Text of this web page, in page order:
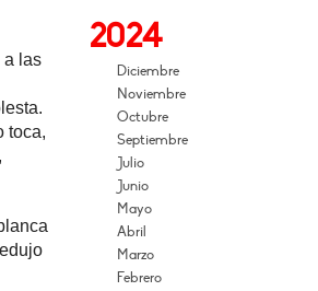
a las
toca,
2024
Diciembre
Noviembre
Octubre
Septiembre
Julio
Junio
Mayo
Abril
Marzo
Febrero